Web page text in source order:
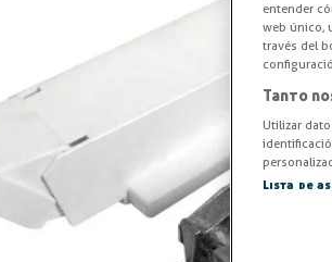
entender
web único,
través del
Tanto
Utilizar
Lista de